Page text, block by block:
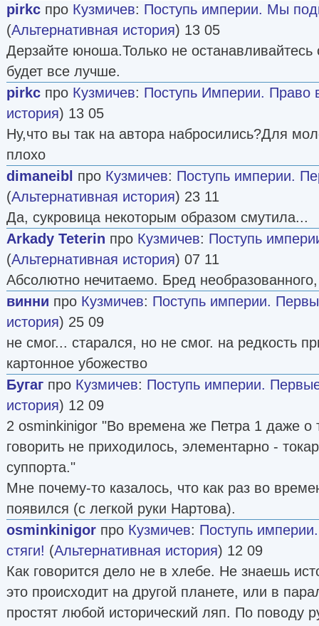
pirkc про Кузмичев: Поступь империи. Мы
(Альтернативная история) 13 05
Дерзайте юноша.Только не
будет все лучше.
pirkc про Кузмичев: Поступь Империи. Право
история) 13 05
Ну,что вы так на автора набросились?Для
плохо
dimaneibl про Кузмичев: Поступь империи.
(Альтернативная история) 23 11
Да, сукровица некоторым образом смутила...
Arkady Teterin про Кузмичев: Поступь
(Альтернативная история) 07 11
Абсолютно нечитаемо. Бред
винни про Кузмичев: Поступь империи.
история) 25 09
не смог... старался, но не смог. на редкость
картонное убожество
Бугаг про Кузмичев: Поступь империи.
история) 12 09
2 osminkinigor "Во времена же Петра 1 даже о
говорить не приходилось, элементарно -
суппорта."
Мне почему-то казалось, что как раз во
появился (с легкой руки Нартова).
osminkinigor про Кузмичев: Поступь
стяги! (Альтернативная история) 12 09
Как говорится дело не в хлебе. Не знаешь
это происходит на другой планете, или в
простят любой исторический ляп. По поводу